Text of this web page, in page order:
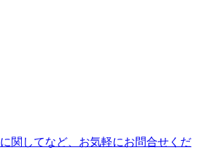
関してなど、お気軽にお問合せくだ